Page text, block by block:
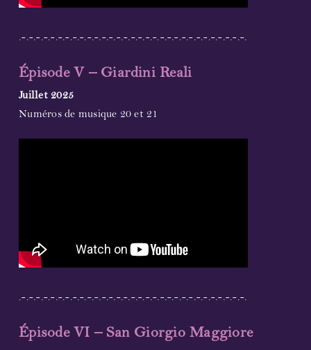
.-.-.-.-.-.-.-.-.-.-.-.-.-.-.-.-.-.-.-.-.-.-.-.-.-.-.-.-.-.-.-.
Épisode V – Giardini Reali
Juillet 2025
Numéros de musique 20 et 21
.-.-.-.-.-.-.-.-.-.-.-.-.-.-.-.-.-.-.-.-.-.-.-.-.-.-.-.-.-.-.-.
Épisode VI – San Giorgio Maggiore